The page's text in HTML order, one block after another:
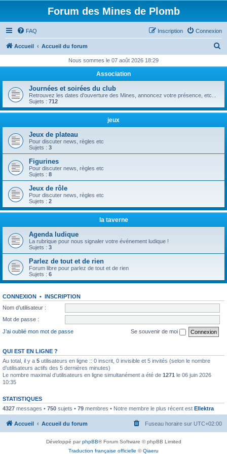
Forum des Mines de Plomb
FAQ Connexion
Inscription
Accueil Accueil du forum
h
r
r
Nous sommes le 07 août 2026 18:29
Association
Journées et soirées du club
Retrouvez les dates d'ouverture des Mines, annoncez votre présence, etc...
Sujets : 712
jeux
Jeux de plateau
Pour discuter news, règles etc
Sujets : 3
Figurines
Pour discuter news, règles etc
Sujets : 8
Jeux de rôle
Pour discuter news, règles etc
Sujets : 2
la taverne
Agenda ludique
La rubrique pour nous signaler votre événement ludique !
Sujets : 3
Parlez de tout et de rien
Forum libre pour parlez de tout et de rien
Sujets : 6
CONNEXION • INSCRIPTION
Nom d’utilisateur :
Mot de passe :
J’ai oublié mon mot de passe
Se souvenir de moi
QUI EST EN LIGNE ?
Au total, il y a 5 utilisateurs en ligne :: 0 inscrit, 0 invisible et 5 invités (selon le nombre
d’utilisateurs actifs des 5 dernières minutes)
Le nombre maximal d’utilisateurs en ligne simultanément a été de 1271 le 06 juin 2026
10:35
STATISTIQUES
4327 messages • 750 sujets • 79 membres • Notre membre le plus récent est Ellektra
Accueil Accueil du forum Fuseau horaire sur UTC+02:00
Développé parphpBB® Forum Software © phpBB Limited
Traduction française officielle ©Qiaeru